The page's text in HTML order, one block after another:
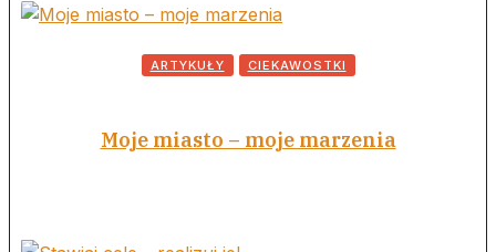
ARTYKUŁY CIEKAWOSTKI
Moje miasto – moje marzenia